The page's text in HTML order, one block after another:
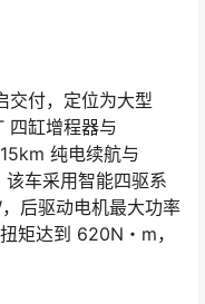
付，定位为大型
四缸增程器与
纯电续航与
车采用智能四驱系
后驱动电机最大功率
矩达到 620N・m，